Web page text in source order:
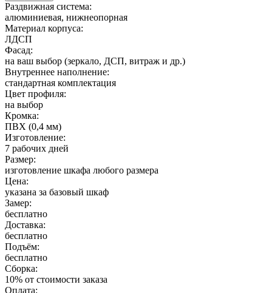
Раздвижная система:
алюминиевая, нижнеопорная
Материал корпуса:
ЛДСП
Фасад:
на ваш выбор (зеркало, ДСП, витраж и др.)
Внутреннее наполнение:
стандартная комплектация
Цвет профиля:
на выбор
Кромка:
ПВХ (0,4 мм)
Изготовление:
7 рабочих дней
Размер:
изготовление шкафа любого размера
Цена:
указана за базовый шкаф
Замер:
бесплатно
Доставка:
бесплатно
Подъём:
бесплатно
Сборка:
10% от стоимости заказа
Оплата: